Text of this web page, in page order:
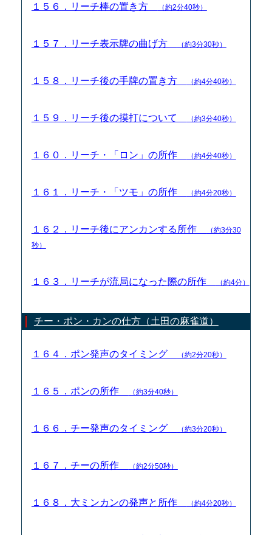
１５６．リーチ棒の置き方 （約2分40秒）
１５７．リーチ表示牌の曲げ方 （約3分30秒）
１５８．リーチ後の手牌の置き方 （約4分40秒）
１５９．リーチ後の摸打について （約3分40秒）
１６０．リーチ・「ロン」の所作 （約4分40秒）
１６１．リーチ・「ツモ」の所作 （約4分20秒）
１６２．リーチ後にアンカンする所作
（約3分30
秒）
１６３．リーチが流局になった際の所作 （約4分）
チー・ポン・カンの仕方（土田の麻雀道）
１６４．ポン発声のタイミング （約2分20秒）
１６５．ポンの所作 （約3分40秒）
１６６．チー発声のタイミング （約3分20秒）
１６７．チーの所作 （約2分50秒）
１６８．大ミンカンの発声と所作 （約4分20秒）